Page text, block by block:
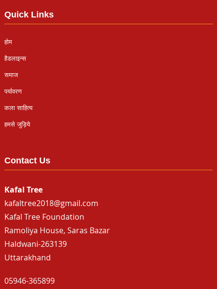
Quick Links
होम
हैडलाइन्स
समाज
पर्यावरण
कला साहित्य
हमसे जुड़िये
Contact Us
Kafal Tree
kafaltree2018@gmail.com
Kafal Tree Foundation
Ramoliya House, Saras Bazar
Haldwani-263139
Uttarakhand
05946-365899